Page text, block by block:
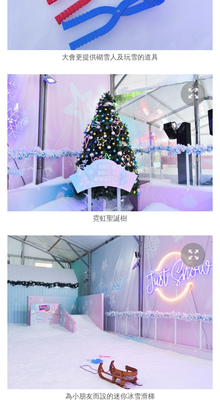
大會更提供砌雪人及玩雪的道具
霓虹聖誕樹
為小朋友而設的迷你冰雪滑梯